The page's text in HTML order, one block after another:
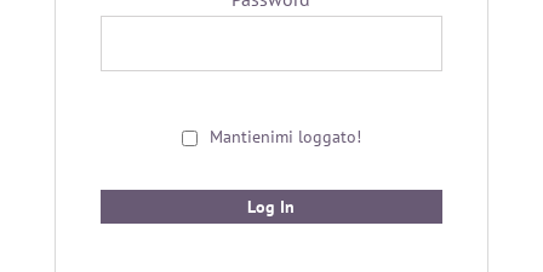
Mantienimi loggato!